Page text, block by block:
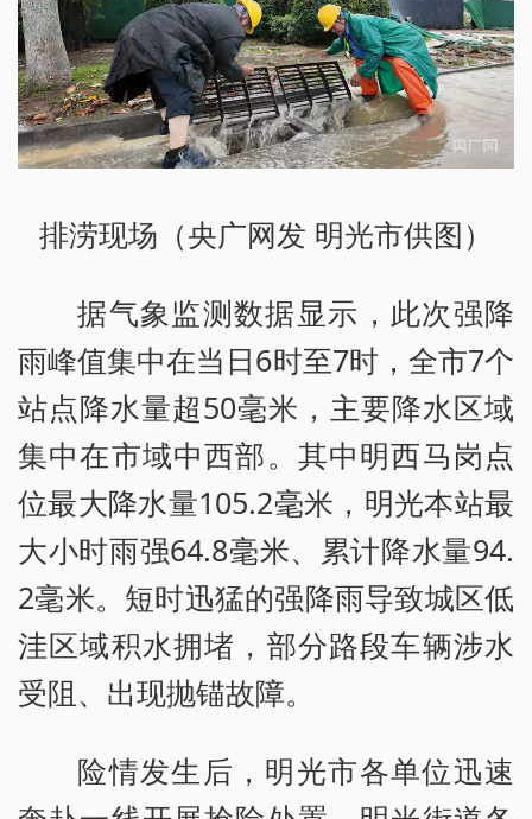
排涝现场（央广网发 明光市供图）
据气象监测数据显示，此次强降
雨峰值集中在当日6时至7时，全市7个
站点降水量超50毫米，主要降水区域
集中在市域中西部。其中明西马岗点
位最大降水量105.2毫米，明光本站最
大小时雨强64.8毫米、累计降水量94.
2毫米。短时迅猛的强降雨导致城区低
洼区域积水拥堵，部分路段车辆涉水
受阻、出现抛锚故障。
险情发生后，明光市各单位迅速